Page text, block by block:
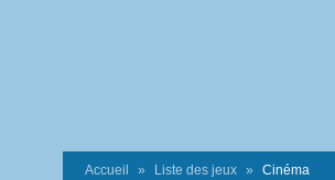
Accueil Liste des jeux Cinéma